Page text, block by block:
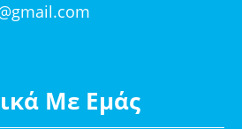
Με Εμάς